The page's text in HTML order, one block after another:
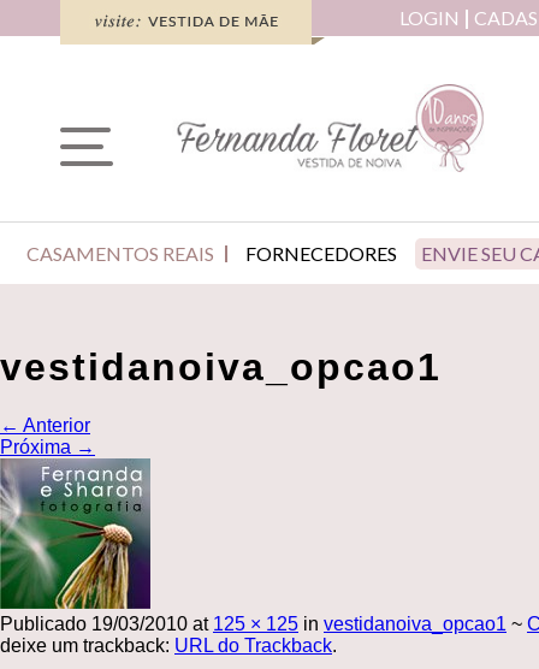
LOGIN
CASAMENTOS REAIS FORNECEDORES ENVIE SEU
vestidanoiva_opcao1
← Anterior
Próxima →
Publicado 19/03/2010 at 125 × 125 in vestidanoiva_opcao1 ~
deixe um trackback: URL do Trackback.